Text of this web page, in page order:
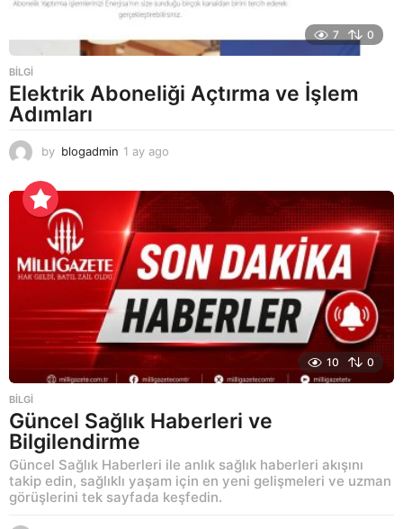
7 0
BILGI
Elektrik Aboneliği Açtırma ve İşlem
Adımları
by blogadmin 1 ay ago
o
10 0
BILGI
Güncel Sağlık Haberleri ve
Bilgilendirme
Güncel Sağlık Haberleri ile anlık sağlık haberleri akışını
takip edin, sağlıklı yaşam için en yeni gelişmeleri ve uzman
görüşlerini tek sayfada keşfedin.